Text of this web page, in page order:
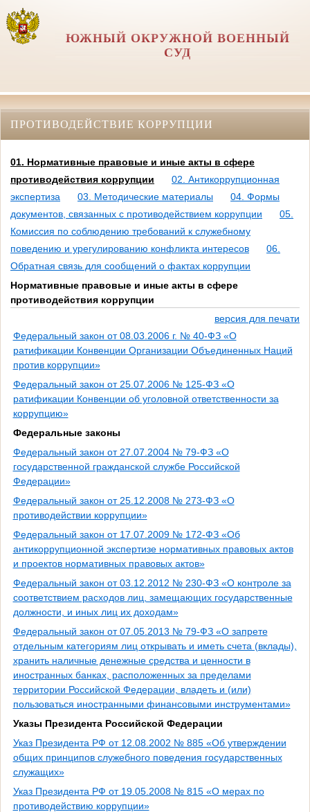
ЮЖНЫЙ ОКРУЖНОЙ ВОЕННЫЙ
СУД
ПРОТИВОДЕЙСТВИЕ КОРРУПЦИИ
01. Нормативные правовые и иные акты в сфере
противодействия коррупции
02. Антикоррупционная
экспертиза
03. Методические материалы
04. Формы
документов, связанных с противодействием коррупции
05.
Комиссия по соблюдению требований к служебному
поведению и урегулированию конфликта интересов
06.
Обратная связь для сообщений о фактах коррупции
Нормативные правовые и иные акты в сфере
противодействия коррупции
версия для печати
Федеральный закон от 08.03.2006 г. № 40-ФЗ «О
ратификации Конвенции Организации Объединенных Наций
против коррупции»
Федеральный закон от 25.07.2006 № 125-ФЗ «О
ратификации Конвенции об уголовной ответственности за
коррупцию»
Федеральные законы
Федеральный закон от 27.07.2004 № 79-ФЗ «О
государственной гражданской службе Российской
Федерации»
Федеральный закон от 25.12.2008 № 273-ФЗ «О
противодействии коррупции»
Федеральный закон от 17.07.2009 № 172-ФЗ «Об
антикоррупционной экспертизе нормативных правовых актов
и проектов нормативных правовых актов»
Федеральный закон от 03.12.2012 № 230-ФЗ «О контроле за
соответствием расходов лиц, замещающих государственные
должности, и иных лиц их доходам»
Федеральный закон от 07.05.2013 № 79-ФЗ «О запрете
отдельным категориям лиц открывать и иметь счета (вклады),
хранить наличные денежные средства и ценности в
иностранных банках, расположенных за пределами
территории Российской Федерации, владеть и (или)
пользоваться иностранными финансовыми инструментами»
Указы Президента Российской Федерации
Указ Президента РФ от 12.08.2002 № 885 «Об утверждении
общих принципов служебного поведения государственных
служащих»
Указ Президента РФ от 19.05.2008 № 815 «О мерах по
противодействию коррупции»